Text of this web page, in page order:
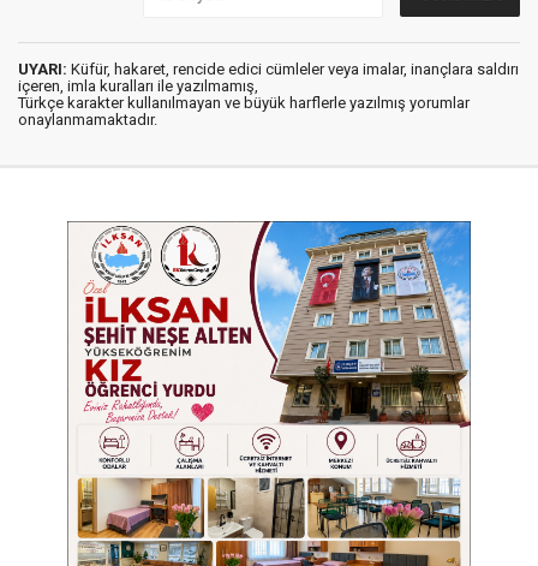
UYARI: Küfür, hakaret, rencide edici cümleler veya imalar, inançlara saldırı
içeren, imla kuralları ile yazılmamış,
Türkçe karakter kullanılmayan ve büyük harflerle yazılmış yorumlar
onaylanmamaktadır.